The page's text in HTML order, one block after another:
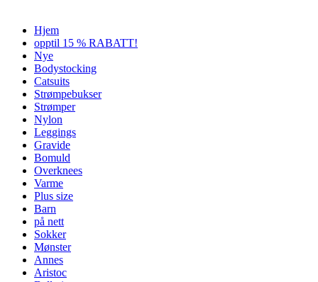
Hjem
opptil 15 % RABATT!
Nye
Bodystocking
Catsuits
Strømpebukser
Strømper
Nylon
Leggings
Gravide
Bomuld
Overknees
Varme
Plus size
Barn
på nett
Sokker
Mønster
Annes
Aristoc